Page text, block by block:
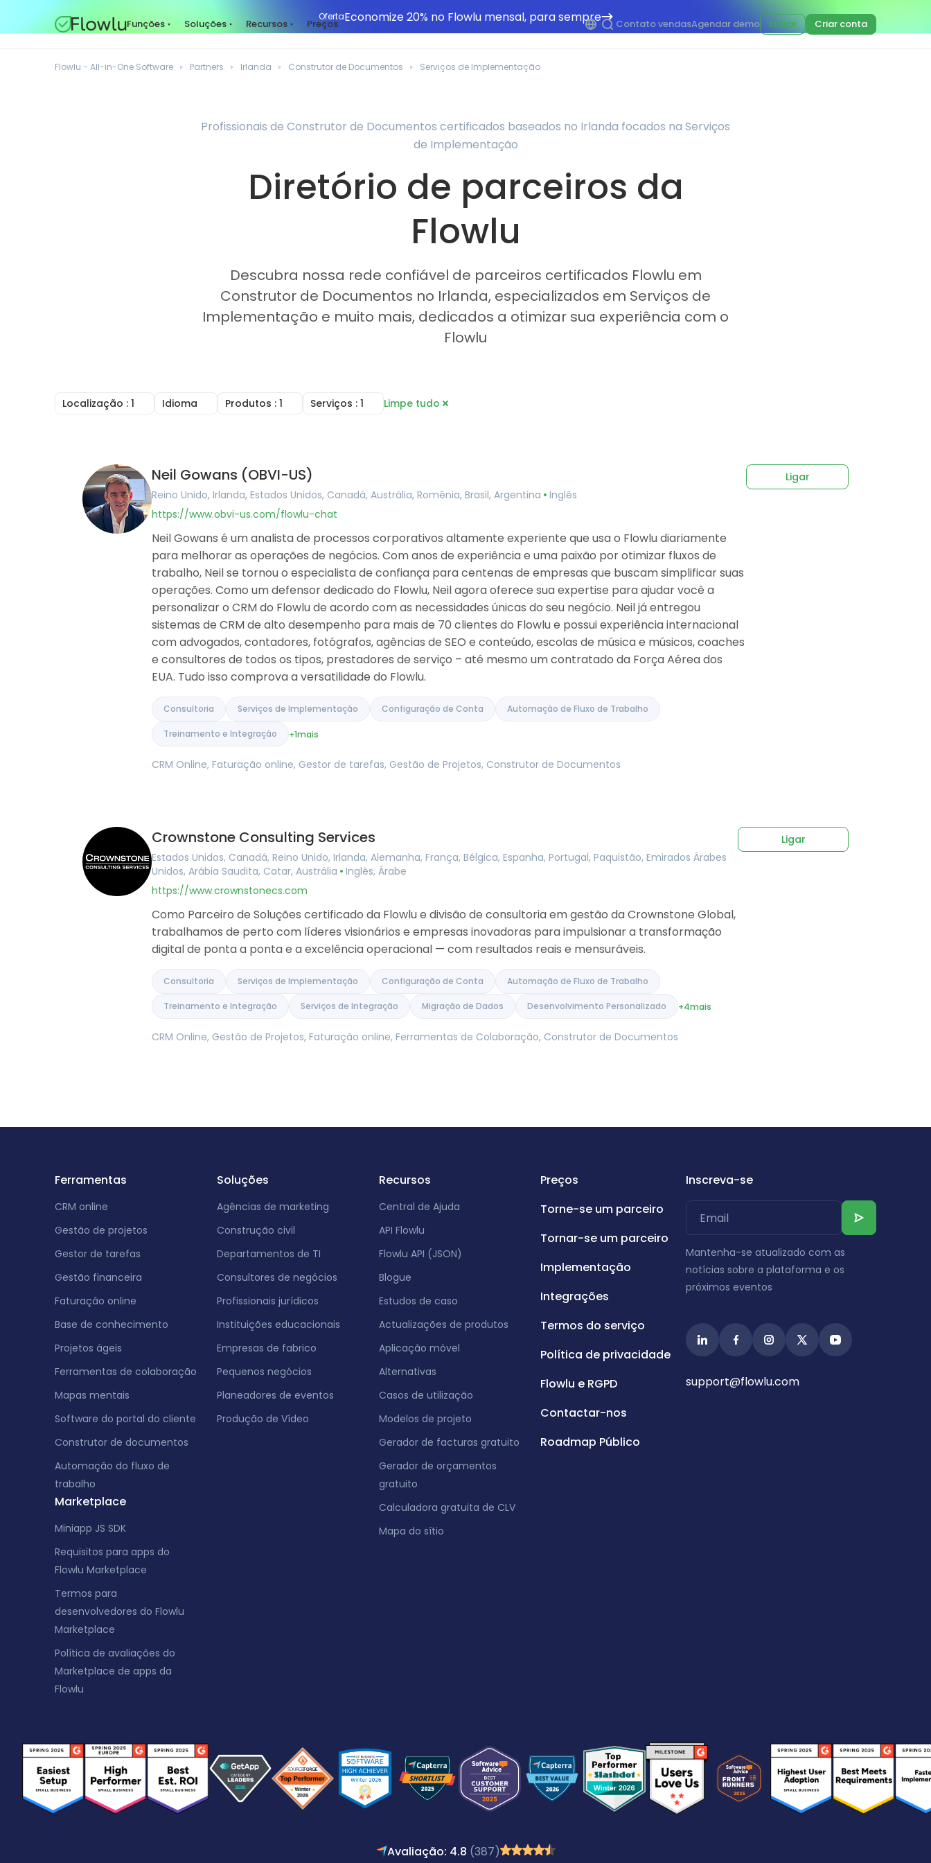
OfertaEconomize 20% no Flowlu mensal, para sempre
Funções Soluções Recursos Preços Contato vendasAgendar demo Entrar Criar conta
Flowlu - All-in-One Software Partners Irlanda Construtor de Documentos Serviços de Implementação
Profissionais de Construtor de Documentos certificados baseados no Irlanda focados na Serviços
de Implementação
Diretório de parceiros da
Flowlu
Descubra nossa rede confiável de parceiros certificados Flowlu em
Construtor de Documentos no Irlanda, especializados em Serviços de
Implementação e muito mais, dedicados a otimizar sua experiência com o
Flowlu
Localização : 1
Canadá
Austrália
Romênia
Brasil
Argentina
Alemanha
Emirados Árabes Unidos
Arábia Saudita
Idioma
Alemão
Húngaro
Romeno
Produtos : 1
Gestão de Projetos
Construtor de Documentos
Ferramentas de Colaboração
Centro de Informação
Gestão financeira
Software de Portal do Cliente
Agile and Issue Tracker
Mapas Mentais
Serviços : 1
Serviços de Integração
Migração de Dados
Desenvolvimento Personalizado
Limpe tudo
Neil Gowans (OBVI-US)
Reino Unido, Irlanda, Estados Unidos, Canadá, Austrália, Romênia, Brasil, Argentina Inglês
https://www.obvi-us.com/flowlu-chat
Neil Gowans é um analista de processos corporativos altamente experiente que usa o Flowlu diariamente
para melhorar as operações de negócios. Com anos de experiência e uma paixão por otimizar fluxos de
trabalho, Neil se tornou o especialista de confiança para centenas de empresas que buscam simplificar suas
operações. Como um defensor dedicado do Flowlu, Neil agora oferece sua expertise para ajudar você a
personalizar o CRM do Flowlu de acordo com as necessidades únicas do seu negócio. Neil já entregou
sistemas de CRM de alto desempenho para mais de 70 clientes do Flowlu e possui experiência internacional
com advogados, contadores, fotógrafos, agências de SEO e conteúdo, escolas de música e músicos, coaches
e consultores de todos os tipos, prestadores de serviço – até mesmo um contratado da Força Aérea dos
EUA. Tudo isso comprova a versatilidade do Flowlu.
Consultoria Serviços de Implementação Configuração de Conta Automação de Fluxo de Trabalho
Treinamento e Integração +1mais
CRM Online, Faturação online, Gestor de tarefas, Gestão de Projetos, Construtor de Documentos
Ligar
Crownstone Consulting Services
Estados Unidos, Canadá, Reino Unido, Irlanda, Alemanha, França, Bélgica, Espanha, Portugal, Paquistão, Emirados Árabes
Unidos, Arábia Saudita, Catar, Austrália Inglês, Árabe
https://www.crownstonecs.com
Como Parceiro de Soluções certificado da Flowlu e divisão de consultoria em gestão da Crownstone Global,
trabalhamos de perto com líderes visionários e empresas inovadoras para impulsionar a transformação
digital de ponta a ponta e a excelência operacional — com resultados reais e mensuráveis.
Consultoria Serviços de Implementação Configuração de Conta Automação de Fluxo de Trabalho
Treinamento e Integração Serviços de Integração Migração de Dados Desenvolvimento Personalizado +4mais
CRM Online, Gestão de Projetos, Faturação online, Ferramentas de Colaboração, Construtor de Documentos
Ligar
Ferramentas
CRM online
Gestão de projetos
Gestor de tarefas
Gestão financeira
Faturação online
Base de conhecimento
Projetos ágeis
Ferramentas de colaboração
Mapas mentais
Software do portal do cliente
Construtor de documentos
Automação do fluxo de
trabalho
Marketplace
Miniapp JS SDK
Requisitos para apps do
Flowlu Marketplace
Termos para
desenvolvedores do Flowlu
Marketplace
Política de avaliações do
Marketplace de apps da
Flowlu
Soluções
Agências de marketing
Construção civil
Departamentos de TI
Consultores de negócios
Profissionais jurídicos
Instituições educacionais
Empresas de fabrico
Pequenos negócios
Planeadores de eventos
Produção de Vídeo
Recursos
Central de Ajuda
API Flowlu
Flowlu API (JSON)
Blogue
Estudos de caso
Actualizações de produtos
Aplicação móvel
Alternativas
Casos de utilização
Modelos de projeto
Gerador de facturas gratuito
Gerador de orçamentos
gratuito
Calculadora gratuita de CLV
Mapa do sítio
Preços
Torne-se um parceiro
Tornar-se um parceiro
Implementação
Integrações
Termos do serviço
Política de privacidade
Flowlu e RGPD
Contactar-nos
Roadmap Público
Inscreva-se
Mantenha-se atualizado com as
notícias sobre a plataforma e os
próximos eventos
support@flowlu.com
Avaliação: 4.8 (387)